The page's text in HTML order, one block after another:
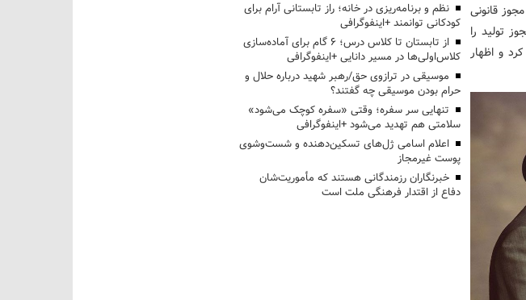
۱۴۰۴، به دلیل نداشتن مجوز قانونی
تولید را
و اظهار
نظم و برنامه‌ریزی در خانه؛ راز تابستانی آرام برای
کودکانی توانمند +اینفوگرافی
از تابستان تا کلاس درس؛ ۶ گام برای آماده‌سازی
کلاس‌اولی‌ها در مسیر دانایی +اینفوگرافی
موسیقی در ترازوی حق/رهبر شهید درباره حلال و
حرام بودن موسیقی چه گفتند؟
تنهایی سر سفره؛ وقتی «سفره کوچک می‌شود»
سلامتی هم تهدید می‌شود +اینفوگرافی
اعلام اسامی ژل‌های تسکین‌دهنده و شست‌وشوی
پوست غیرمجاز
خبرنگاران رزمندگانی هستند که مأموریت‌شان
دفاع از اقتدار فرهنگی ملت است